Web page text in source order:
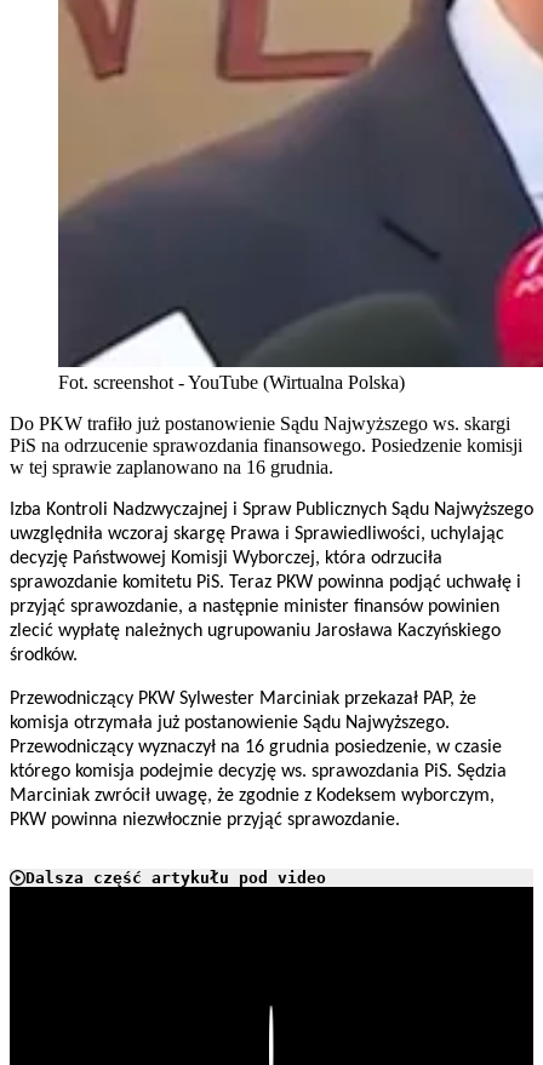
Fot. screenshot - YouTube (Wirtualna Polska)
Do PKW trafiło już postanowienie Sądu Najwyższego ws. skargi
PiS na odrzucenie sprawozdania finansowego. Posiedzenie komisji
w tej sprawie zaplanowano na 16 grudnia.
Izba Kontroli Nadzwyczajnej i Spraw Publicznych Sądu Najwyższego
uwzględniła wczoraj skargę Prawa i Sprawiedliwości, uchylając
decyzję Państwowej Komisji Wyborczej, która odrzuciła
sprawozdanie komitetu PiS. Teraz PKW powinna podjąć uchwałę i
przyjąć sprawozdanie, a następnie minister finansów powinien
zlecić wypłatę należnych ugrupowaniu Jarosława Kaczyńskiego
środków.
Przewodniczący PKW Sylwester Marciniak przekazał PAP, że
komisja otrzymała już postanowienie Sądu Najwyższego.
Przewodniczący wyznaczył na 16 grudnia posiedzenie, w czasie
którego komisja podejmie decyzję ws. sprawozdania PiS. Sędzia
Marciniak zwrócił uwagę, że zgodnie z Kodeksem wyborczym,
PKW powinna niezwłocznie przyjąć sprawozdanie.
Dalsza część artykułu pod video